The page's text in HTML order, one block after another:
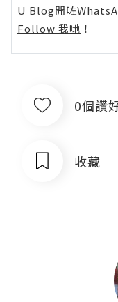
U Blog開咗
Follow 我哋 ！
0個讚
收藏